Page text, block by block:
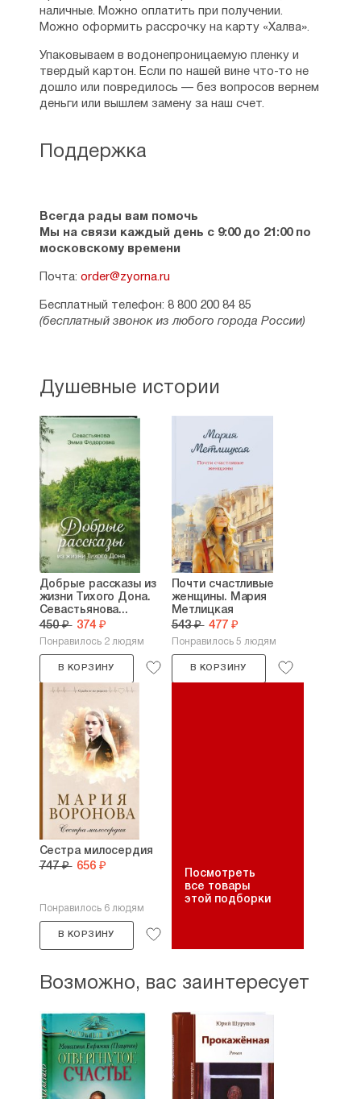
Поддержка
Всегда рады вам помочь
Мы на связи каждый день с 9:00 до 21:00 по
московскому времени
Почта: order@zyorna.ru
Бесплатный телефон: 8 800 200 84 85
(бесплатный звонок из любого города России)
наличные. Можно оплатить при получении.
Можно оформить рассрочку на карту «Халва».
Упаковываем в водонепроницаемую пленку и
твердый картон. Если по нашей вине что-то не
дошло или повредилось — без вопросов вернем
деньги или вышлем замену за наш счет.
Душевные истории
Добрые рассказы из
жизни Тихого Дона.
Севастьянова...
450 ₽ 374 ₽
Понравилось 2 людям
В КОРЗИНУ
Почти счастливые
женщины. Мария
Метлицкая
543 ₽ 477 ₽
Понравилось 5 людям
В КОРЗИНУ
Сестра милосердия
747 ₽ 656 ₽
Понравилось 6 людям
В КОРЗИНУ
Посмотреть
все товары
этой подборки
Возможно, вас заинтересует